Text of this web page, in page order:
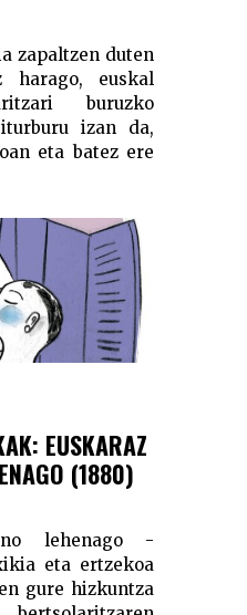
zapaltzen duten
harago, euskal
buruzko
izan da,
eta batez ere
EUSKARAZ
(1880)
lehenago -
eta ertzekoa
gure hizkuntza